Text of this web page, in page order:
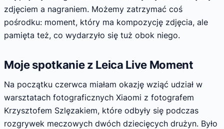
zdjęciem a nagraniem. Możemy zatrzymać coś
pośrodku: moment, który ma kompozycję zdjęcia, ale
pamięta też, co wydarzyło się tuż obok niego.
Moje spotkanie z Leica Live Moment
Na początku czerwca miałam okazję wziąć udział w
warsztatach fotograficznych Xiaomi z fotografem
Krzysztofem Szlęzakiem, które odbyły się podczas
rozgrywek meczowych dwóch dziecięcych drużyn. Było